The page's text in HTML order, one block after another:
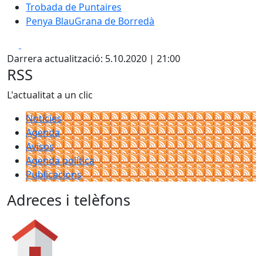
Trobada de Puntaires
Penya BlauGrana de Borredà
Darrera actualització: 5.10.2020 | 21:00
RSS
L'actualitat a un clic
Notícies
Agenda
Avisos
Agenda política
Publicacions
Adreces i telèfons